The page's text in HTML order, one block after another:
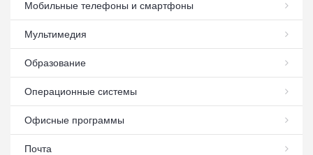
Мобильные телефоны и смартфоны
Мультимедия
Образование
Операционные системы
Офисные программы
Почта